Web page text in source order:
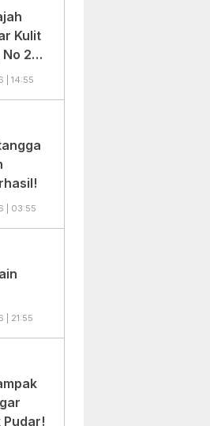
Kulit
2
| 14:55
| 03:55
| 21:55
Pudar!